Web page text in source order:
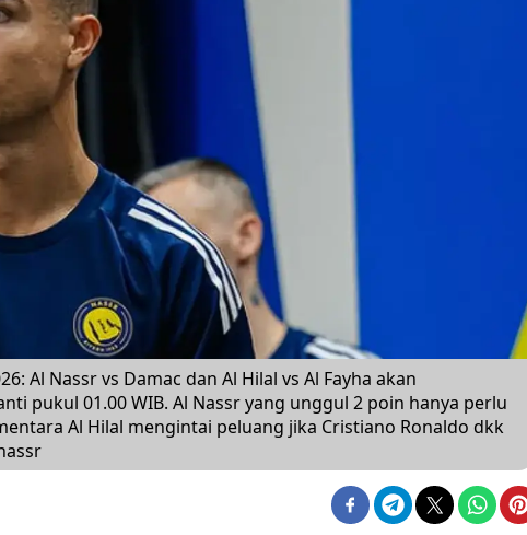
Al Nassr vs Damac dan Al Hilal vs Al Fayha akan
pukul 01.00 WIB. Al Nassr yang unggul 2 poin hanya perlu
Al Hilal mengintai peluang jika Cristiano Ronaldo dkk